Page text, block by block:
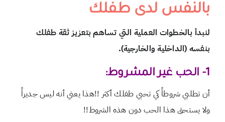
بالنفس لدى طفلك
لنبدأ بالخطوات العملية التي تساهم بتعزيز ثقة طفلك
بنفسه (الداخلية والخارجية).
1- الحب غير المشروط:
أن تطلبي شروطاً كي تحبي طفلك أكثر !!هذا يعني أنه ليس جديراً
ولا يستحق هذا الحب دون هذه الشروط!!